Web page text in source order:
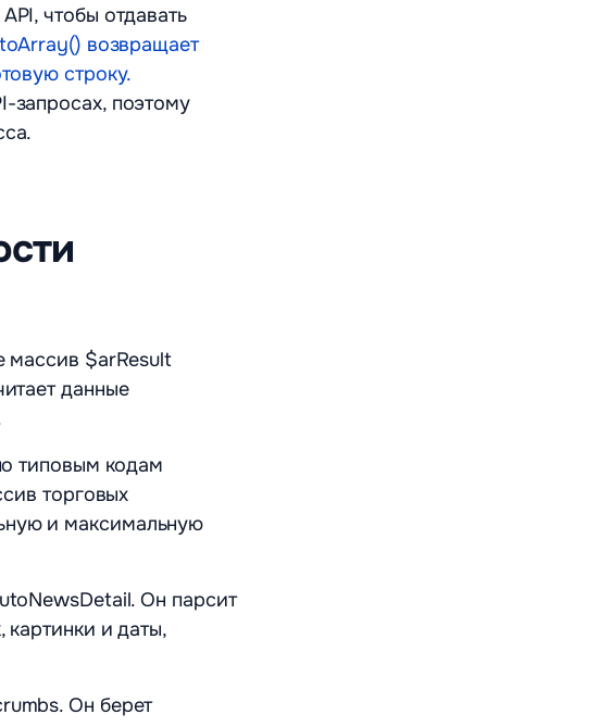
чтобы отдавать
возвращает
строку.
запросах, поэтому
массив $arResult
данные
типовым кодам
торговых
и максимальную
Он парсит
картинки и даты,
Он берет